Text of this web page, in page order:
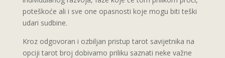
poteškoće ali i sve one opasnosti koje mogu biti teški
udari sudbine.
Kroz odgovoran i ozbiljan pristup tarot savijetnika na
opciji tarot broj dobivamo priliku saznati neke važne